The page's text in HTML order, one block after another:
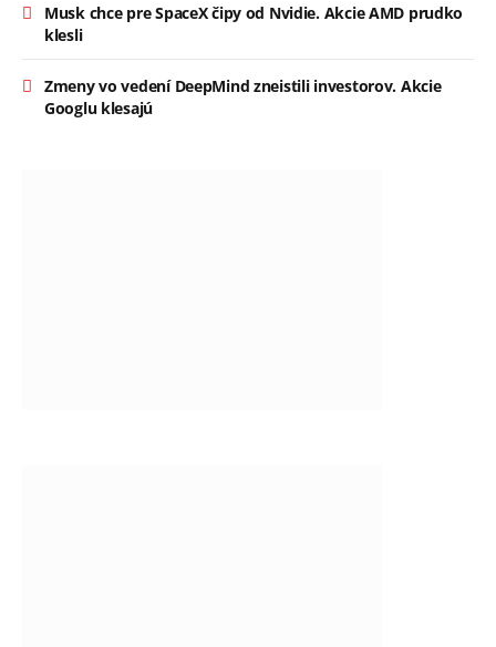
Musk chce pre SpaceX čipy od Nvidie. Akcie AMD prudko
klesli
Zmeny vo vedení DeepMind zneistili investorov. Akcie
Googlu klesajú